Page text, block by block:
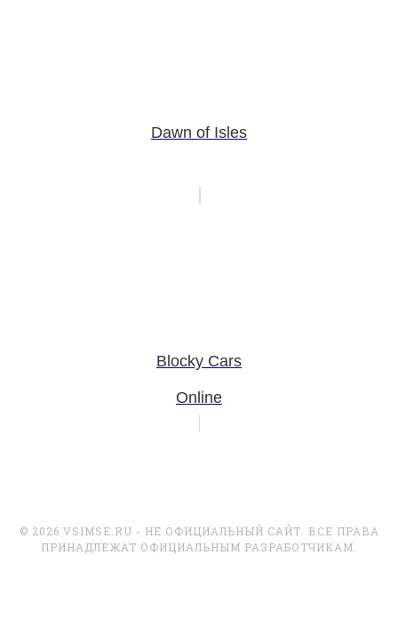
Dawn of Isles
Blocky Cars
Online
© 2026 VSIMSE.RU - НЕ ОФИЦИАЛЬНЫЙ САЙТ. ВСЕ ПРАВА
ПРИНАДЛЕЖАТ ОФИЦИАЛЬНЫМ РАЗРАБОТЧИКАМ.